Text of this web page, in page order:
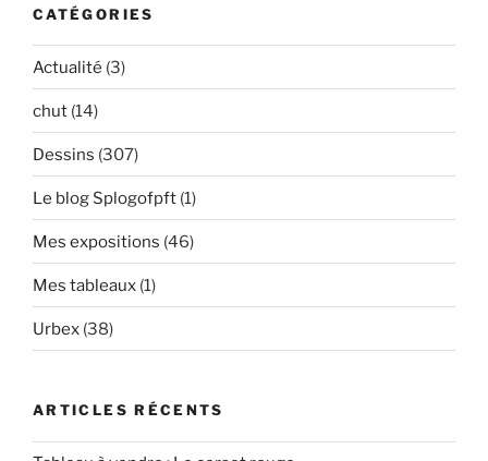
CATÉGORIES
Actualité (3)
chut (14)
Dessins (307)
Le blog Splogofpft (1)
Mes expositions (46)
Mes tableaux (1)
Urbex (38)
ARTICLES RÉCENTS